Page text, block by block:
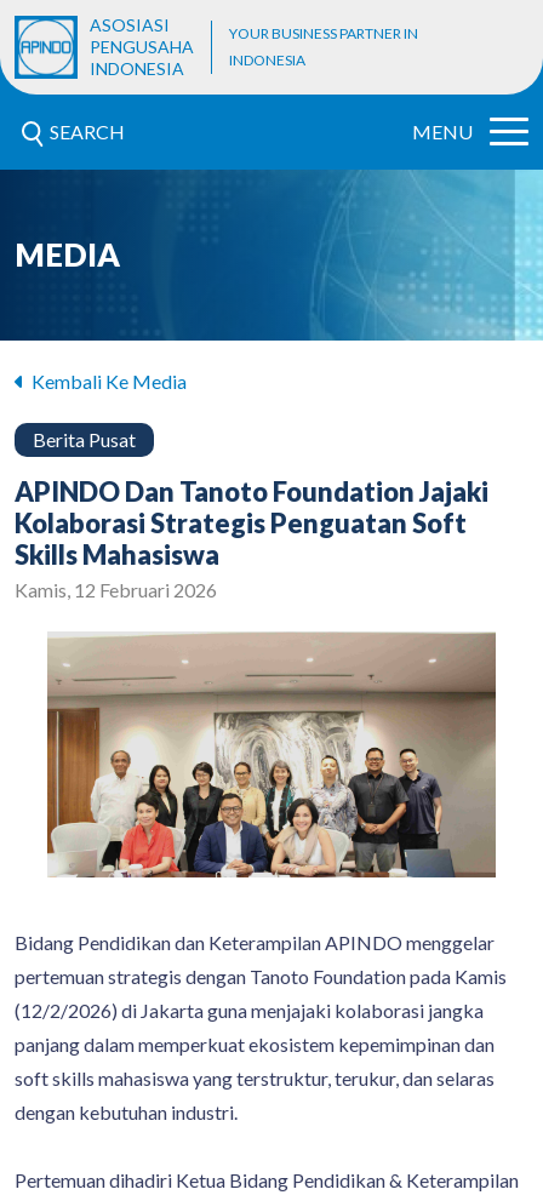
ASOSIASI
PENGUSAHA
INDONESIA
YOUR BUSINESS PARTNER IN
INDONESIA
SEARCH MENU
MEDIA
Kembali Ke Media
Berita Pusat
APINDO Dan Tanoto Foundation Jajaki
Kolaborasi Strategis Penguatan Soft
Skills Mahasiswa
Kamis, 12 Februari 2026
Bidang Pendidikan dan Keterampilan APINDO menggelar
pertemuan strategis dengan Tanoto Foundation pada Kamis
(12/2/2026) di Jakarta guna menjajaki kolaborasi jangka
panjang dalam memperkuat ekosistem kepemimpinan dan
soft skills mahasiswa yang terstruktur, terukur, dan selaras
dengan kebutuhan industri.
Pertemuan dihadiri Ketua Bidang Pendidikan & Keterampilan